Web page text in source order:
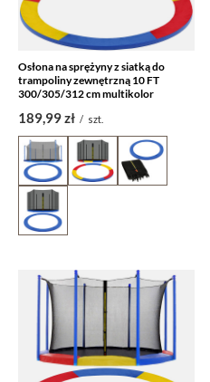
Osłona na sprężyny z siatką do
trampoliny zewnętrzną 10 FT
300/305/312 cm multikolor
189,99 zł / szt.